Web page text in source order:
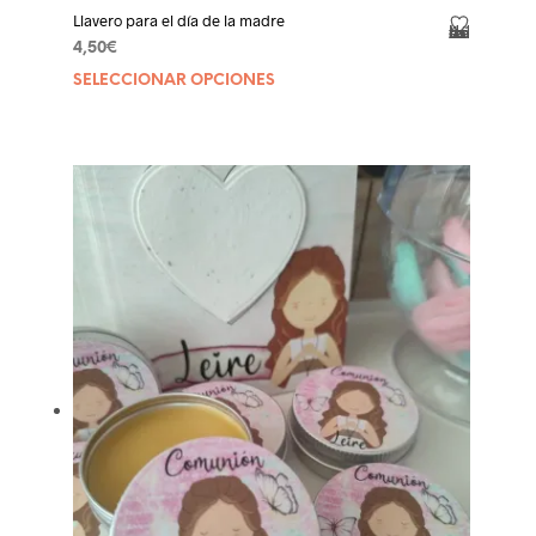
Añadir a la lista de deseos
Llavero para el día de la madre
4,50€
SELECCIONAR OPCIONES
Las
se
pueden
página